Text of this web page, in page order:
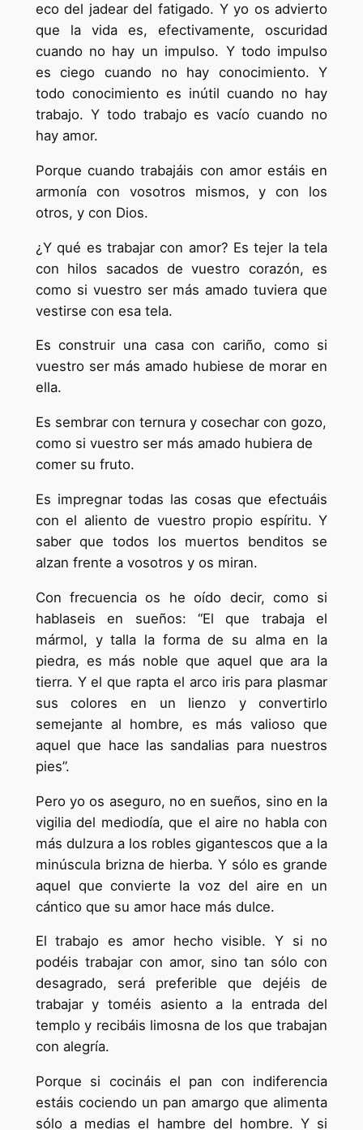
eco del jadear del fatigado. Y yo os advierto
que la vida es, efectivamente, oscuridad
cuando no hay un impulso. Y todo impulso
es ciego cuando no hay conocimiento. Y
todo conocimiento es inútil cuando no hay
trabajo. Y todo trabajo es vacío cuando no
hay amor.
Porque cuando trabajáis con amor estáis en
armonía con vosotros mismos, y con los
otros, y con Dios.
¿Y qué es trabajar con amor? Es tejer la tela
con hilos sacados de vuestro corazón, es
como si vuestro ser más amado tuviera que
vestirse con esa tela.
Es construir una casa con cariño, como si
vuestro ser más amado hubiese de morar en
ella.
Es sembrar con ternura y cosechar con gozo,
como si vuestro ser más amado hubiera de
comer su fruto.
Es impregnar todas las cosas que efectuáis
con el aliento de vuestro propio espíritu. Y
saber que todos los muertos benditos se
alzan frente a vosotros y os miran.
Con frecuencia os he oído decir, como si
hablaseis en sueños: “El que trabaja el
mármol, y talla la forma de su alma en la
piedra, es más noble que aquel que ara la
tierra. Y el que rapta el arco iris para plasmar
sus colores en un lienzo y convertirlo
semejante al hombre, es más valioso que
aquel que hace las sandalias para nuestros
pies”.
Pero yo os aseguro, no en sueños, sino en la
vigilia del mediodía, que el aire no habla con
más dulzura a los robles gigantescos que a la
minúscula brizna de hierba. Y sólo es grande
aquel que convierte la voz del aire en un
cántico que su amor hace más dulce.
El trabajo es amor hecho visible. Y si no
podéis trabajar con amor, sino tan sólo con
desagrado, será preferible que dejéis de
trabajar y toméis asiento a la entrada del
templo y recibáis limosna de los que trabajan
con alegría.
Porque si cocináis el pan con indiferencia
estáis cociendo un pan amargo que alimenta
sólo a medias el hambre del hombre. Y si